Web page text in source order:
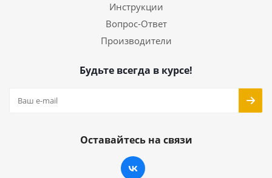
Инструкции
Вопрос-Ответ
Производители
Будьте всегда в курсе!
Оставайтесь на связи